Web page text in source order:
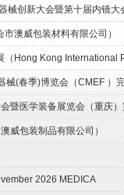
械创新大会暨第十届内镜大
澳威包装材料有限公司）
（Hong Kong International
械(春季)博览会（CMEF ）
暨医学装备展览会（重庆）
威包装制品有限公司）
2026 MEDICA